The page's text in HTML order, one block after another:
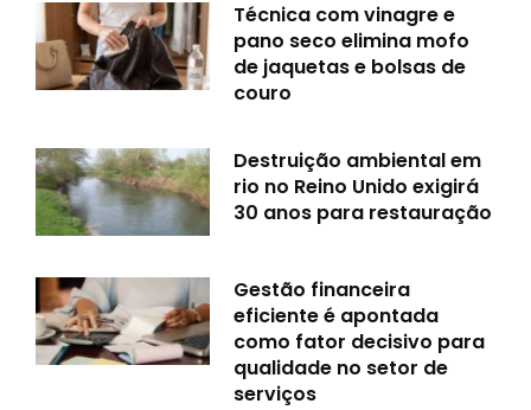
Técnica com vinagre e
pano seco elimina mofo
de jaquetas e bolsas de
couro
Destruição ambiental em
rio no Reino Unido exigirá
30 anos para restauração
Gestão financeira
eficiente é apontada
como fator decisivo para
qualidade no setor de
serviços